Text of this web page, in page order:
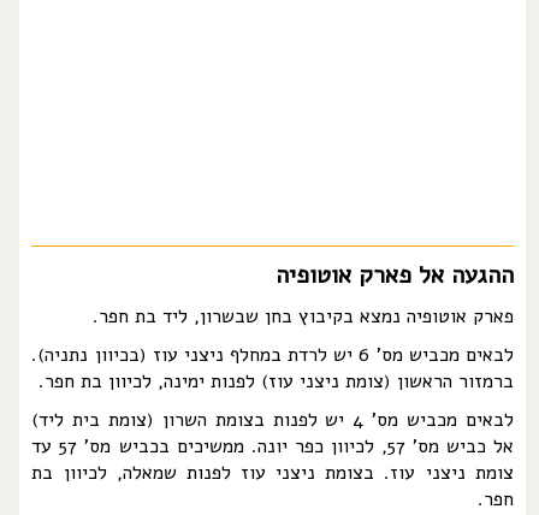
ההגעה אל פארק אוטופיה
פארק אוטופיה נמצא בקיבוץ בחן שבשרון, ליד בת חפר.
לבאים מכביש מס' 6 יש לרדת במחלף ניצני עוז (בכיוון נתניה).
ברמזור הראשון (צומת ניצני עוז) לפנות ימינה, לכיוון בת חפר.
לבאים מכביש מס' 4 יש לפנות בצומת השרון (צומת בית ליד)
אל כביש מס' 57, לכיוון כפר יונה. ממשיכים בכביש מס' 57 עד
צומת ניצני עוז. בצומת ניצני עוז לפנות שמאלה, לכיוון בת
חפר.